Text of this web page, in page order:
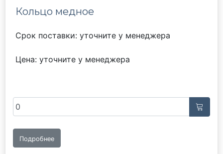
Кольцо медное
Срок поставки: уточните у менеджера
Цена: уточните у менеджера
Подробнее